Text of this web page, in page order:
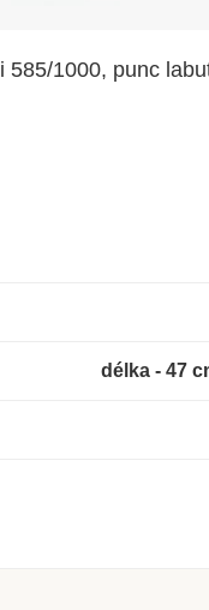
1000, punc
délka - 47